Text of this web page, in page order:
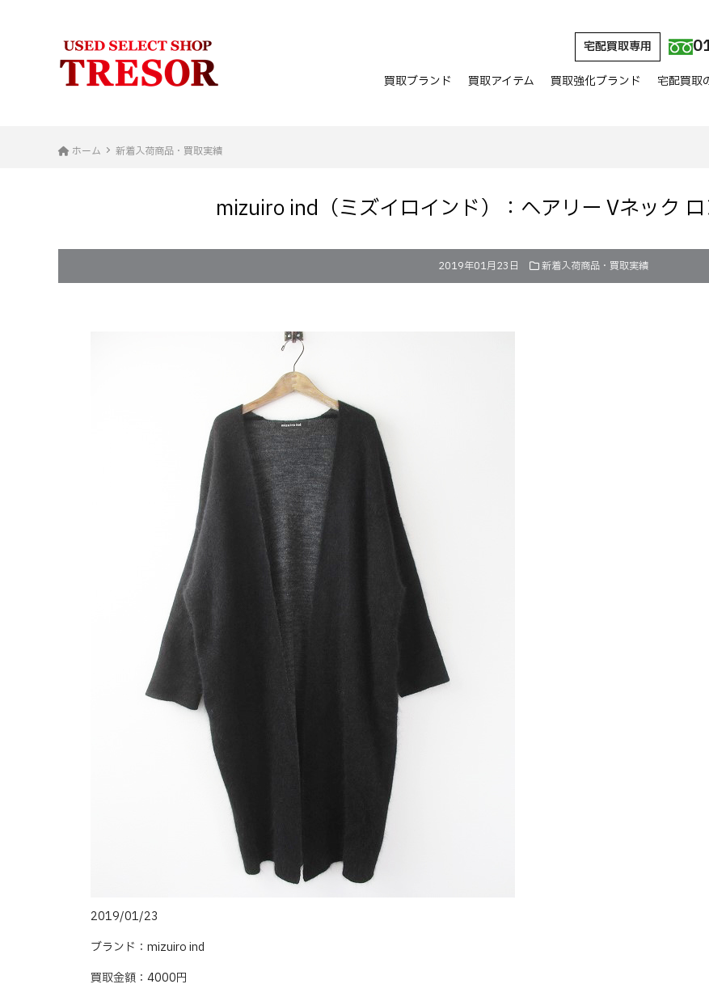
宅配買取専用
買取ブランド 買取アイテム 買取強化ブランド 宅配買取
ホーム 新着入荷商品・買取実績
mizuiro ind（ミズイロインド）：ヘアリー Vネック
2019年01月23日 新着入荷商品・買取実績
2019/01/23
ブランド：mizuiro ind
買取金額：4000円